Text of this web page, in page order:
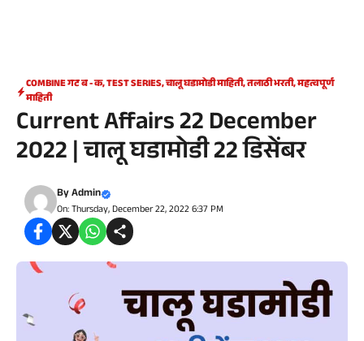
COMBINE गट ब - क,TEST SERIES,चालू घडामोडी माहिती,तलाठी भरती,महत्वपूर्ण
माहिती
Current Affairs 22 December
2022 | चालू घडामोडी 22 डिसेंबर
ByAdmin
On: Thursday, December 22, 2022 6:37 PM